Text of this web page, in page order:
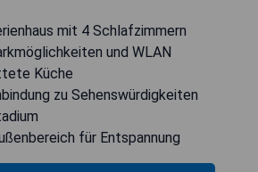
mit 4 Schlafzimmern
und WLAN
Küche
zu Sehenswürdigkeiten
für Entspannung